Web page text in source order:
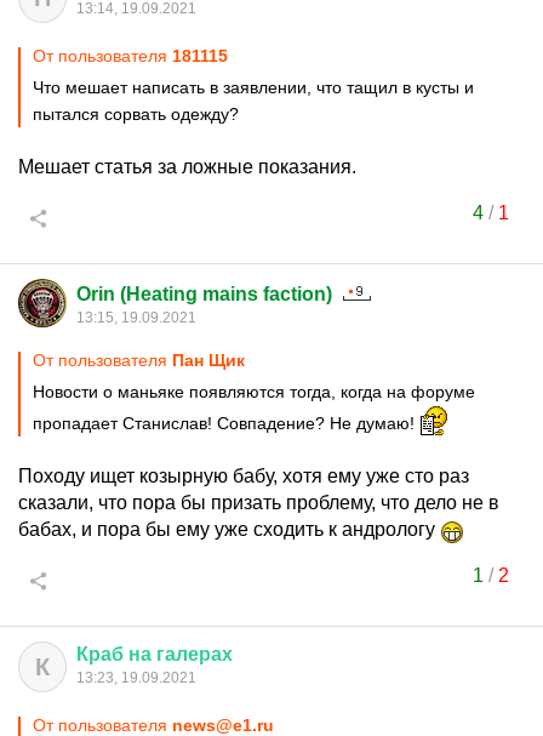
13:14, 19.09.2021
От пользователя 181115
Что мешает написать в заявлении, что тащил в кусты и
пытался сорвать одежду?
Мешает статья за ложные показания.
4/ 1
Orin (Heating mains faction)
13:15, 19.09.2021
От пользователя Пан Щик
Новости о маньяке появляются тогда, когда на форуме
пропадает Станислав! Совпадение? Не думаю!
Походу ищет козырную бабу, хотя ему уже сто раз
сказали, что пора бы призать проблему, что дело не в
бабах, и пора бы ему уже сходить к андрологу
1 / 2
К Краб на галерах
13:23, 19.09.2021
От пользователя news@e1.ru